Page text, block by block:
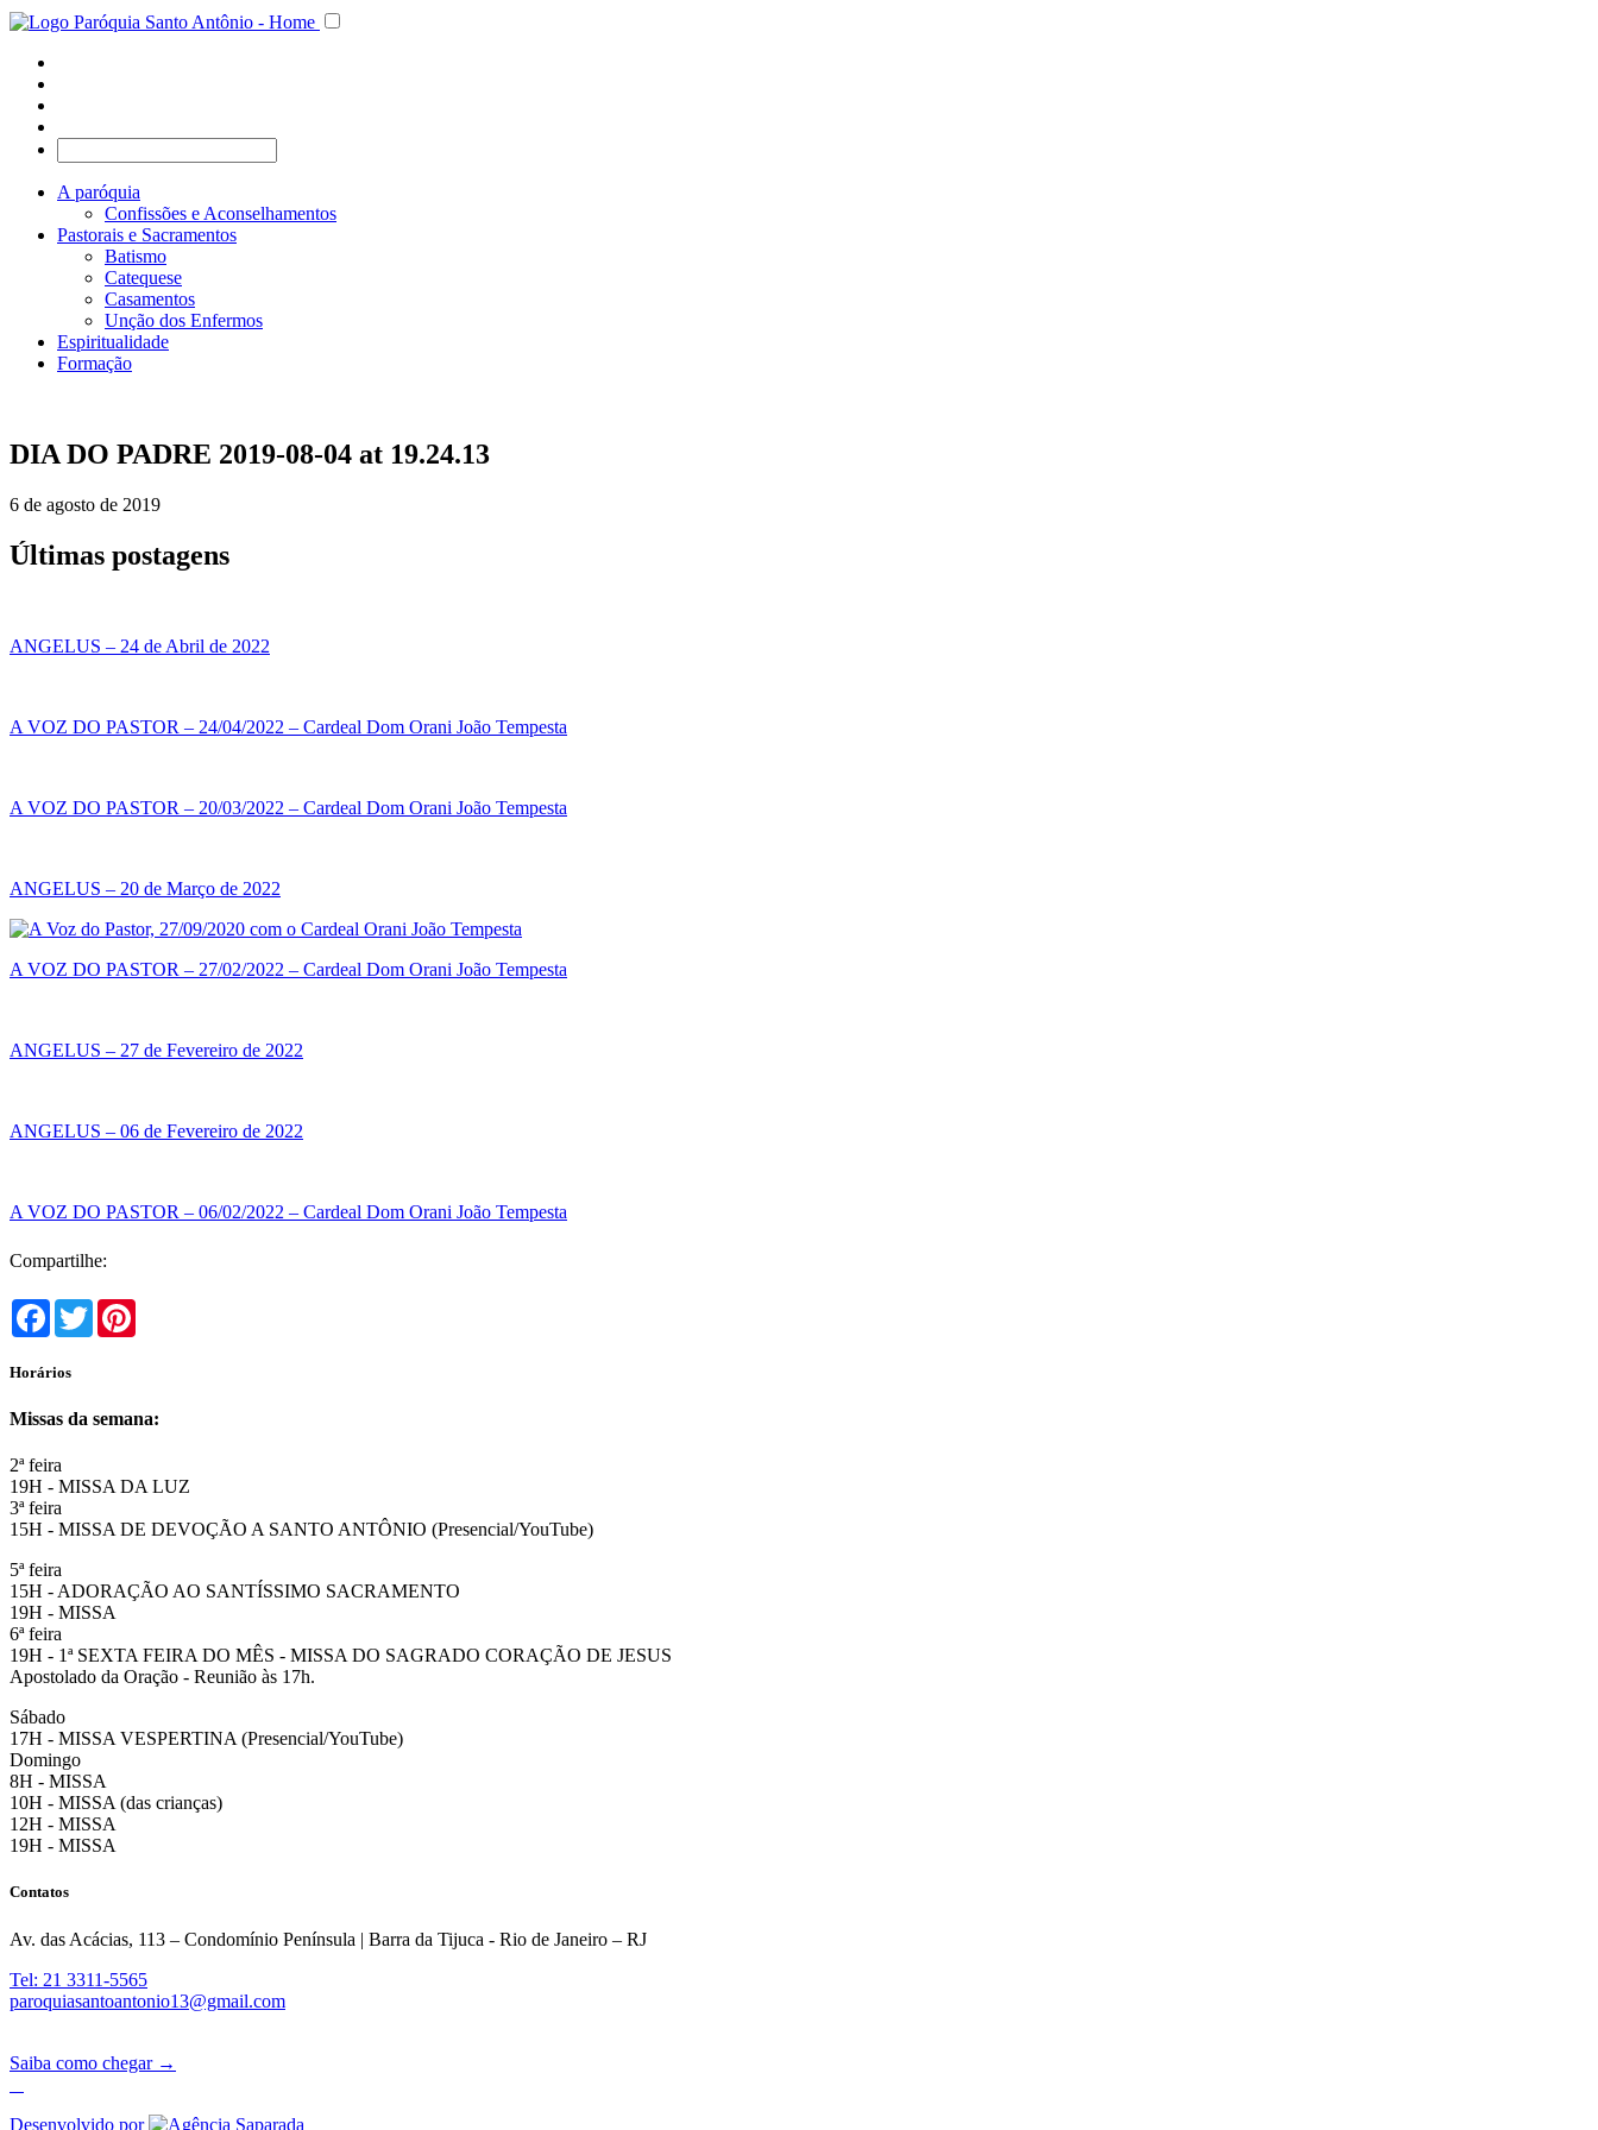
A paróquia
Confissões e Aconselhamentos
Pastorais e Sacramentos
Batismo
Catequese
Casamentos
Unção dos Enfermos
Espiritualidade
Formação
DIA DO PADRE 2019-08-04 at 19.24.13
6 de agosto de 2019
Últimas postagens
ANGELUS – 24 de Abril de 2022
A VOZ DO PASTOR – 24/04/2022 – Cardeal Dom Orani João Tempesta
A VOZ DO PASTOR – 20/03/2022 – Cardeal Dom Orani João Tempesta
ANGELUS – 20 de Março de 2022
A VOZ DO PASTOR – 27/02/2022 – Cardeal Dom Orani João Tempesta
ANGELUS – 27 de Fevereiro de 2022
ANGELUS – 06 de Fevereiro de 2022
A VOZ DO PASTOR – 06/02/2022 – Cardeal Dom Orani João Tempesta
Compartilhe:
Facebook
Twitter
Horários
Missas da semana:
2ª feira
19H - MISSA DA LUZ
3ª feira
15H - MISSA DE DEVOÇÃO A SANTO ANTÔNIO (Presencial/YouTube)
5ª feira
15H - ADORAÇÃO AO SANTÍSSIMO SACRAMENTO
19H - MISSA
6ª feira
19H - 1ª SEXTA FEIRA DO MÊS - MISSA DO SAGRADO CORAÇÃO DE JESUS
Apostolado da Oração - Reunião às 17h.
Sábado
17H - MISSA VESPERTINA (Presencial/YouTube)
Domingo
8H - MISSA
10H - MISSA (das crianças)
12H - MISSA
19H - MISSA
Contatos
Av. das Acácias, 113 – Condomínio Península | Barra da Tijuca - Rio de Janeiro – RJ
Tel: 21 3311-5565
paroquiasantoantonio13@gmail.com
Saiba como chegar →
Desenvolvido por